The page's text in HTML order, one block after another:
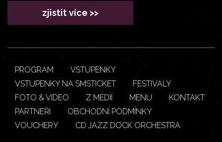
zjistit více >>
PROGRAM
VSTUPENKY
VSTUPENKY NA SMSTICKET
FESTIVALY
FOTO & VIDEO
Z MÉDIÍ MENU
KONTAKT
PARTNEŘI
OBCHODNÍ PODMÍNKY
VOUCHERY
CD JAZZ DOCK ORCHESTRA